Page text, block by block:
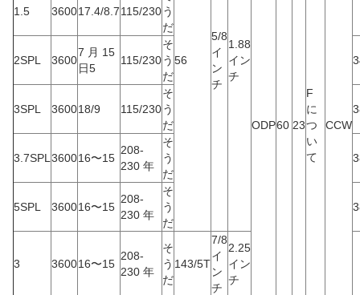
56
5/8
イ
ン
チ
1.88
イン
チ
ODP60 23
F
に
つ
い
て
CCW
1.5 360017.4/8.7115/230う
だ
2SPL 3600
7 月 15
日5
115/230
そ
う
だ
3SPL 360018/9 115/230
そ
う
だ
3.7SPL 360016〜15
208-
230 年
そ
う
だ
5SPL 360016〜15
208-
230 年
そ
う
だ
3 360016〜15
208-
230 年
そ
う
だ
143/5T
7/8
イ
ン
チ
2.25
イン
チ